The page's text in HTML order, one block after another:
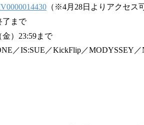
（※4月28日よりアクセス
了まで
）23:59まで
／IS:SUE／KickFlip／MODYSSEY